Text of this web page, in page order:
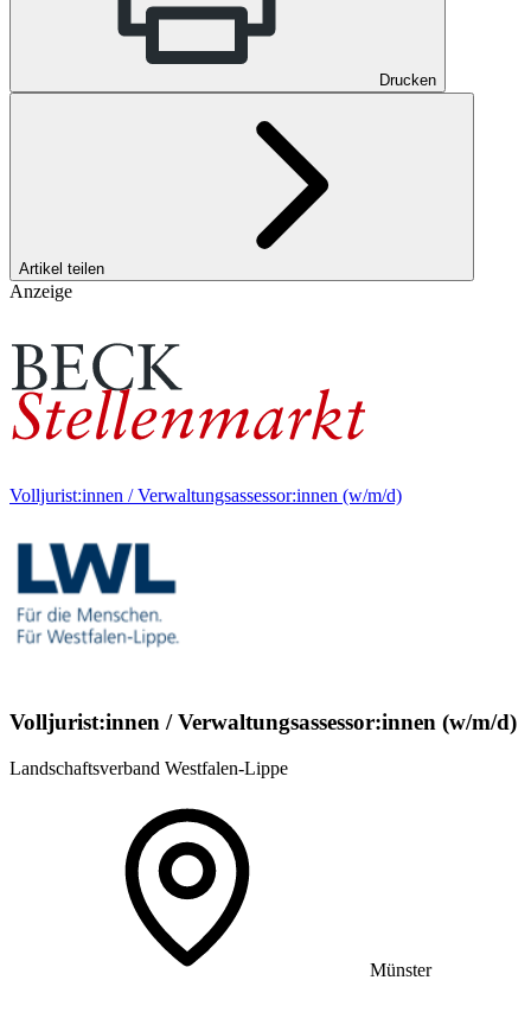
Drucken
Artikel teilen
Anzeige
Volljurist:innen / Verwaltungsassessor:innen (w/m/d)
Volljurist:innen / Verwaltungsassessor:innen (w/m/d)
Landschaftsverband Westfalen-Lippe
Münster